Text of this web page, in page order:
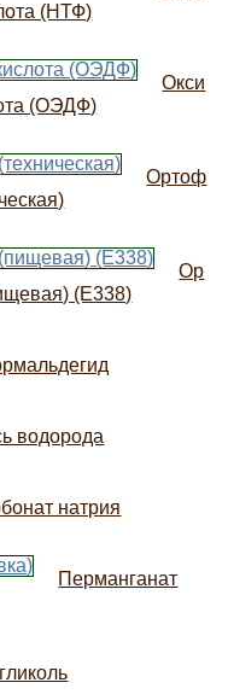
(НТФ)
Окси
(ОЭДФ)
Ортоф
Ор
(Е338)
водорода
натрия
Перманганат